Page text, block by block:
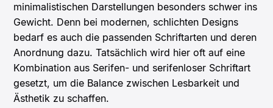
minimalistischen Darstellungen besonders schwer ins
Gewicht. Denn bei modernen, schlichten Designs
bedarf es auch die passenden Schriftarten und deren
Anordnung dazu. Tatsächlich wird hier oft auf eine
Kombination aus Serifen- und serifenloser Schriftart
gesetzt, um die Balance zwischen Lesbarkeit und
Ästhetik zu schaffen.